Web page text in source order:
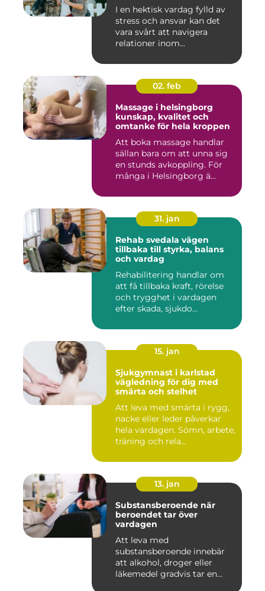
I en hektisk vardag fylld av
stress och ansvar kan det
vara svårt att navigera
relationer inom...
02. feb
Massage i helsingborg
kunskap, kvalitet och
omtanke för hela kroppen
Att boka massage handlar
sällan bara om att unna sig
en stunds avkoppling. För
många i Helsingborg ä...
31. jan
Rehab svedala vägen
tillbaka till styrka, balans
och vardag
Rehabilitering handlar om
att få tillbaka kraft, rörelse
och trygghet i vardagen
efter skada, sjukdo...
15. jan
Sjukgymnast i karlstad
vägledning för dig med
smärta och stelhet
Att leva med smärta i rygg,
nacke eller leder påverkar
hela vardagen. Sömn, arbete,
träning och rela...
13. jan
Substansberoende när
beroendet tar över
vardagen
Att leva med
substansberoende innebär
att alkohol, droger eller
läkemedel gradvis tar en